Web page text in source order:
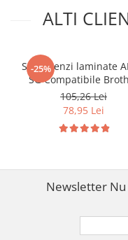
ALTI
-25%
Set 5 benzi laminate
SG Compatibile
TZe-131, 12 mm text
pe transparent,
etichetare
identificare
105,26 Lei
78,95 Lei
Newsletter